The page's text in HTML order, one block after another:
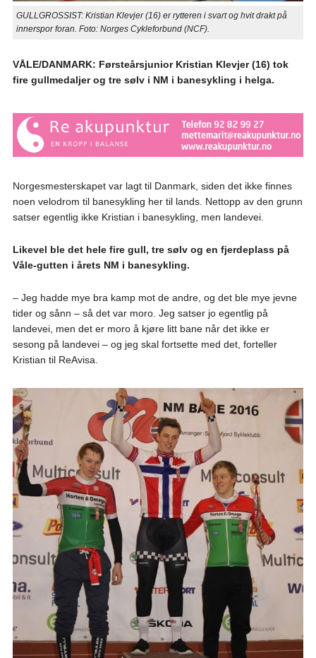
GULLGROSSIST: Kristian Klevjer (16) er rytteren i svart og hvit drakt på
innerspor foran. Foto: Norges Cykleforbund (NCF).
VÅLE/DANMARK: Førsteårsjunior Kristian Klevjer (16) tok
fire gullmedaljer og tre sølv i NM i banesykling i helga.
Norgesmesterskapet var lagt til Danmark, siden det ikke finnes
noen velodrom til banesykling her til lands. Nettopp av den grunn
satser egentlig ikke Kristian i banesykling, men landevei.
Likevel ble det hele fire gull, tre sølv og en fjerdeplass på
Våle-gutten i årets NM i banesykling.
– Jeg hadde mye bra kamp mot de andre, og det ble mye jevne
tider og sånn – så det var moro. Jeg satser jo egentlig på
landevei, men det er moro å kjøre litt bane når det ikke er
sesong på landevei – og jeg skal fortsette med det, forteller
Kristian til ReAvisa.